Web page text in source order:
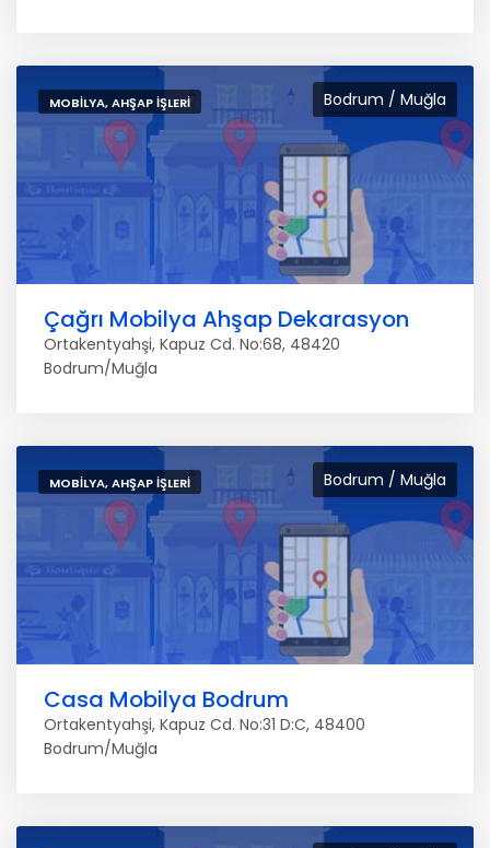
Bodrum / Muğla
MOBILYA, AHŞAP İŞLERI
Çağrı Mobilya Ahşap Dekarasyon
Ortakentyahşi, Kapuz Cd. No:68, 48420
Bodrum/Muğla
Bodrum / Muğla
MOBILYA, AHŞAP İŞLERI
Casa Mobilya Bodrum
Ortakentyahşi, Kapuz Cd. No:31 D:C, 48400
Bodrum/Muğla